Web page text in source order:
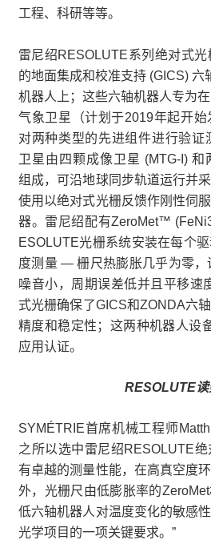
工程、科研等等。
雷尼绍RESOLUTE系列绝对式
的地面集成和校准支持 (GICS) 六
机器人上；这些六轴机器人专为
气象卫星（计划于2019年起开始
对两种类型的先进组件进行验证
卫星由四颗成像卫星 (MTG-I) 和
组成，可沿地球同步轨道运行并
使用以绝对式光栅反馈作刚性伺
器。雷尼绍配有ZeroMet™
ESOLUTE光栅系统安装在每个
度测量 — 栅尺热膨胀几乎为零，
噪音小，周期误差低并且平移速
式光栅确保了GICS和ZONDA六
精度和稳定性；这两种机器人设
应用认证。
RESOLUTE读
SYMÉTRIE首席机械工程师
之所以选中雷尼绍RESOLUTE
有卓越的测量性能，在高真空度
外，光栅尺由低膨胀率的
低六轴机器人对温度变化的敏感
光学项目的一项关键要求。”